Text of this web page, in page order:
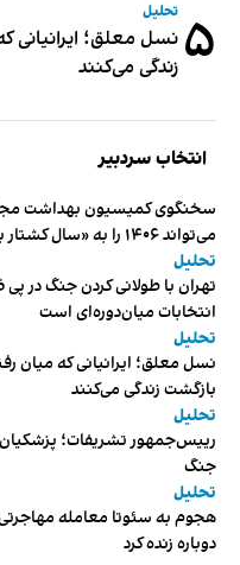
۵ تحلیل
نسل معلق؛ ایرانیانی
زندگی می‌کنند
انتخاب سردبیر
سخنگوی کمیسیون بهداشت
می‌تواند ۱۴۰۶ را به «سال کشتار بیماران» تبدیل کند
تحلیل
تهران با طولانی کردن جنگ در
انتخابات میان‌دوره‌ای است
تحلیل
نسل معلق؛ ایرانیانی که میان
بازگشت زندگی می‌کنند
تحلیل
رییس‌جمهور تشریفات؛
جنگ
تحلیل
هجوم به سئوتا معامله مهاجرتی
دوباره زنده کرد